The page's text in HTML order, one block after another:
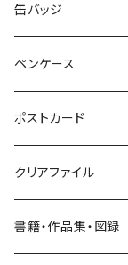
ポニーフック
ブローチ
缶バッジ
ペンケース
ポストカード
クリアファイル
書籍・作品集・図録